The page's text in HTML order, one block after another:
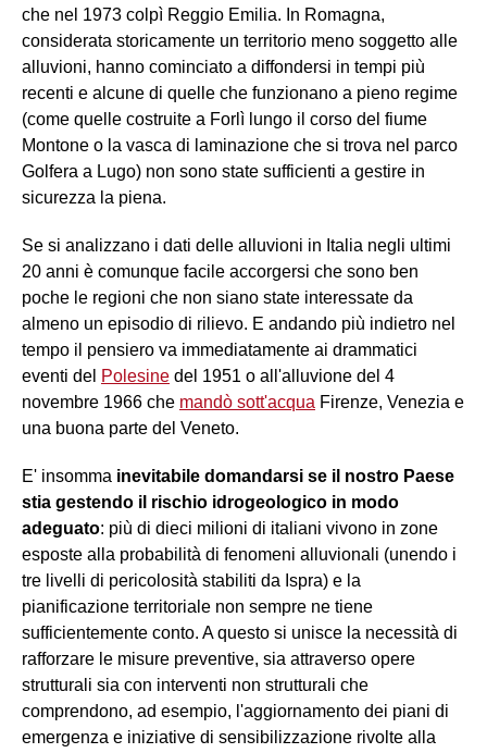
che nel 1973 colpì Reggio Emilia. In Romagna,
considerata storicamente un territorio meno soggetto alle
alluvioni, hanno cominciato a diffondersi in tempi più
recenti e alcune di quelle che funzionano a pieno regime
(come quelle costruite a Forlì lungo il corso del fiume
Montone o la vasca di laminazione che si trova nel parco
Golfera a Lugo) non sono state sufficienti a gestire in
sicurezza la piena.
Se si analizzano i dati delle alluvioni in Italia negli ultimi
20 anni è comunque facile accorgersi che sono ben
poche le regioni che non siano state interessate da
almeno un episodio di rilievo. E andando più indietro nel
tempo il pensiero va immediatamente ai drammatici
eventi del Polesine del 1951 o all'alluvione del 4
novembre 1966 che mandò sott'acqua Firenze, Venezia e
una buona parte del Veneto.
E' insomma inevitabile domandarsi se il nostro Paese
stia gestendo il rischio idrogeologico in modo
adeguato: più di dieci milioni di italiani vivono in zone
esposte alla probabilità di fenomeni alluvionali (unendo i
tre livelli di pericolosità stabiliti da Ispra) e la
pianificazione territoriale non sempre ne tiene
sufficientemente conto. A questo si unisce la necessità di
rafforzare le misure preventive, sia attraverso opere
strutturali sia con interventi non strutturali che
comprendono, ad esempio, l'aggiornamento dei piani di
emergenza e iniziative di sensibilizzazione rivolte alla